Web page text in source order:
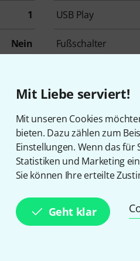
Mit Liebe serviert!
Mit unseren Cookies
bieten. Dazu zählen zum
Einstellungen. Wenn das für
Statistiken und Marketing
Sie können Ihre erteilte
Geht klar
1 USB Play
Nein Fußschalter
Nein
the t.mix xmix